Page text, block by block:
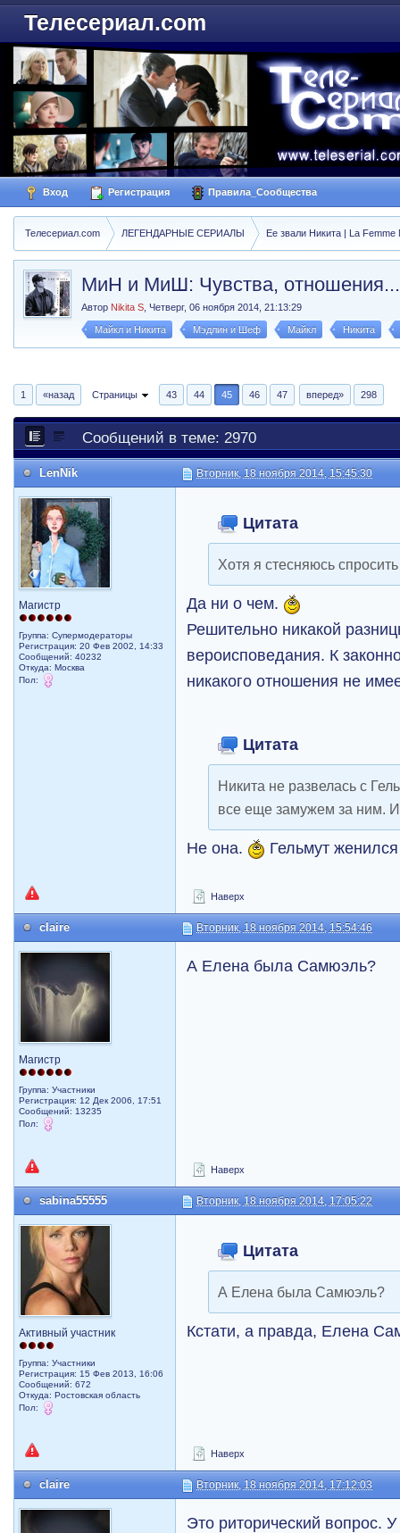
Телесериал.com
Вход Регистрация Правила_Сообщества
Телесериал.com ЛЕГЕНДАРНЫЕ СЕРИАЛЫ Ее звали Никита | La Femme
МиН и МиШ: Чувства,
Автор Nikita S ,Четверг, 06 ноября 2014, 21:13:29
Майкл и Никита Мэдлин и Шеф Майкл Никита
1 «назад Страницы 43 44 45 46 47 вперед» 298
Сообщений в теме: 2970
LenNik Вторник, 18 ноября 2014, 15:45:30
Магистр
Группа: Супермодераторы
Регистрация: 20 Фев 2002, 14:33
Сообщений: 40232
Откуда: Москва
Пол:
Цитата
Хотя я стесняюсь
Да ни о чем.
Решительно никакой
вероисповедания. К
никакого отношения не
Цитата
Никита не развелась с
все еще замужем за ним.
Не она. Гельмут
Наверх
claire Вторник, 18 ноября 2014, 15:54:46
Магистр
Группа: Участники
Регистрация: 12 Дек 2006, 17:51
Сообщений: 13235
Пол:
А Елена была Cамюэль?
Наверх
sabina55555 Вторник, 18 ноября 2014, 17:05:22
Активный участник
Группа: Участники
Регистрация: 15 Фев 2013, 16:06
Сообщений: 672
Откуда: Ростовская область
Пол:
Цитата
А Елена была Cамюэль?
Кстати, а правда, Елена
Наверх
claire Вторник, 18 ноября 2014, 17:12:03
Это риторический вопрос.